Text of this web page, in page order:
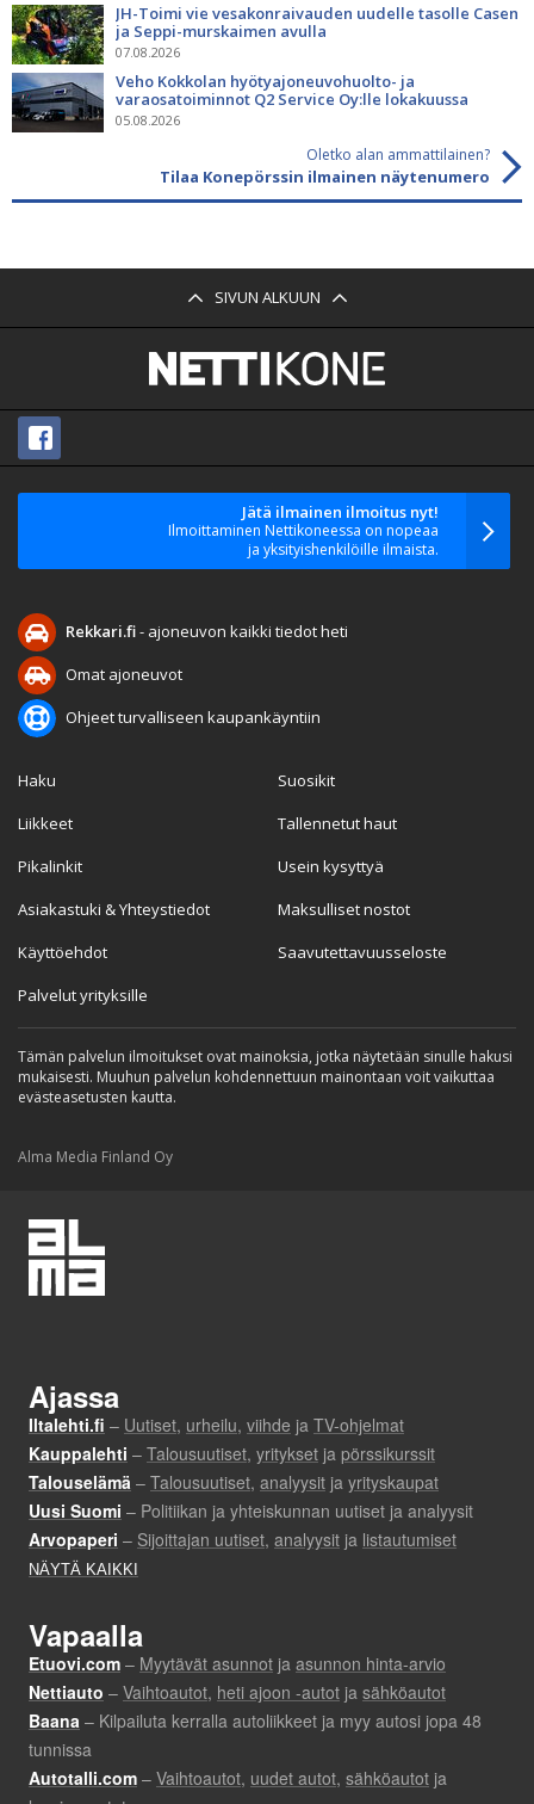
JH-Toimi vie vesakonraivauden uudelle tasolle Casen
ja Seppi-murskaimen avulla
07.08.2026
Veho Kokkolan hyötyajoneuvohuolto- ja
varaosatoiminnot Q2 Service Oy:lle lokakuussa
05.08.2026
Oletko alan ammattilainen?
Tilaa Konepörssin ilmainen näytenumero
SIVUN ALKUUN
Jätä ilmainen ilmoitus nyt!
Ilmoittaminen Nettikoneessa on nopeaa
ja yksityishenkilöille ilmaista.
Rekkari.fi- ajoneuvon kaikki tiedot heti
Omat ajoneuvot
Ohjeet turvalliseen kaupankäyntiin
Haku
Liikkeet
Pikalinkit
Asiakastuki & Yhteystiedot
Käyttöehdot
Palvelut yrityksille
Suosikit
Tallennetut haut
Usein kysyttyä
Maksulliset nostot
Saavutettavuusseloste
Tämän palvelun ilmoitukset ovat mainoksia, jotka näytetään sinulle hakusi
mukaisesti. Muuhun palvelun kohdennettuun mainontaan voit vaikuttaa
evästeasetusten kautta.
Alma Media Finland Oy